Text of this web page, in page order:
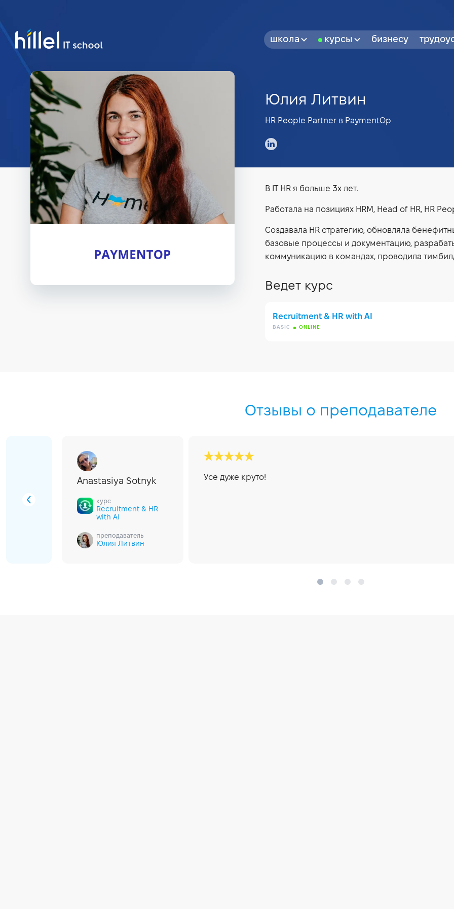
школа курсы бизнесу
Юлия Литвин
HR People Partner в PaymentOp
В IT HR я больше 3х лет.
Работала на позициях HRM, Head of HR, HR
Создавала HR стратегию, обновляла
базовые процессы и документацию,
коммуникацию в командах, проводила
Ведет курс
Recruitment & HR with AI
BASIC ONLINE
Отзывы о преподавателе
Anastasiya Sotnyk
курс
Recruitment & HR
with AI
преподаватель
Юлия Литвин
Усе дуже круто!